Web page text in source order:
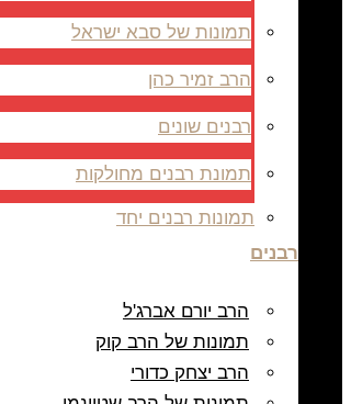
תמונות של סבא ישראל
הרב זמיר כהן
רבנים שונים
תמונת רבנים מחולקות
תמונות רבנים יחד
רבנים
הרב יורם אברג'ל
תמונות של הרב קוק
הרב יצחק כדורי